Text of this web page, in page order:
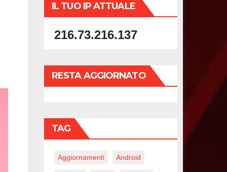
IL TUO IP ATTUALE
216.73.216.137
RESTA AGGIORNATO
TAG
Aggiornamenti Android